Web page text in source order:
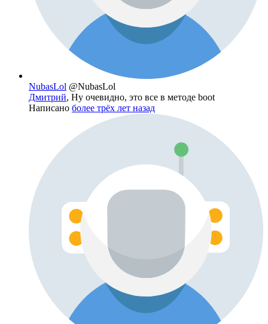
NubasLol @NubasLol
Дмитрий, Ну очевидно, это все в методе boot
Написано более трёх лет назад